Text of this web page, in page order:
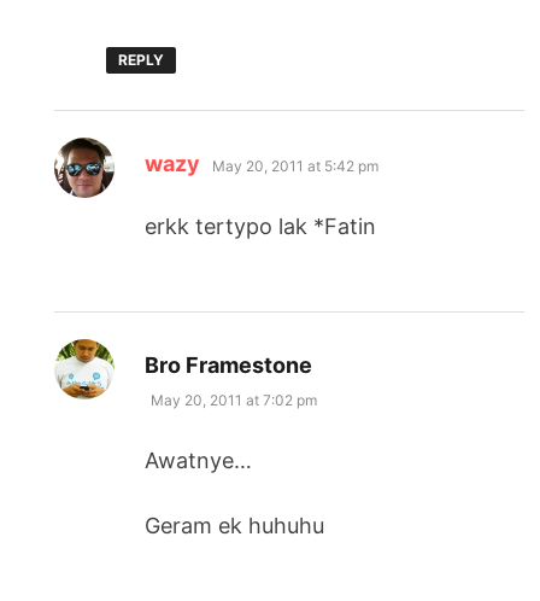
REPLY
wazy says:
May 20, 2011 at 5:42 pm
erkk tertypo lak *Fatin
Bro Framestone
May 20, 2011 at 7:02 pm
Awatnye…
Geram ek huhuhu